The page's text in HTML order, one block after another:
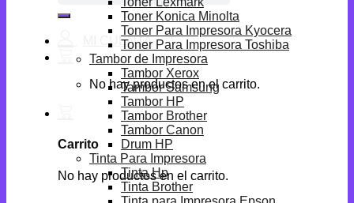
No hay productos en el carrito.
Carrito
No hay productos en el carrito.
Toner Konica Minolta
Toner Para Impresora Kyocera
Toner Para Impresora Toshiba
Tambor de Impresora
Tambor Xerox
Tambor Samsung
Tambor HP
Tambor Brother
Tambor Canon
Drum HP
Tinta Para Impresora
Tinta Hp
Tinta Brother